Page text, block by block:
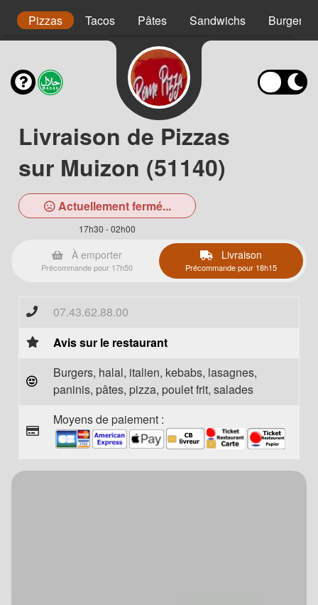
Pizzas Tacos Pâtes Sandwichs Burgers
Livraison de Pizzas
sur Muizon (51140)
Actuellement fermé...
17h30 - 02h00
À emporter
Précommande pour 17h50
Livraison
Précommande pour 18h15
07.43.62.88.00
Avis sur le restaurant
Burgers, halal, italien, kebabs, lasagnes,
paninis, pâtes, pizza, poulet frit, salades
Moyens de paiement :